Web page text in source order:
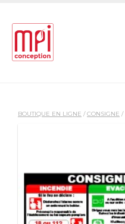
BOUTIQUE EN LIGNE /CONSIGNE /